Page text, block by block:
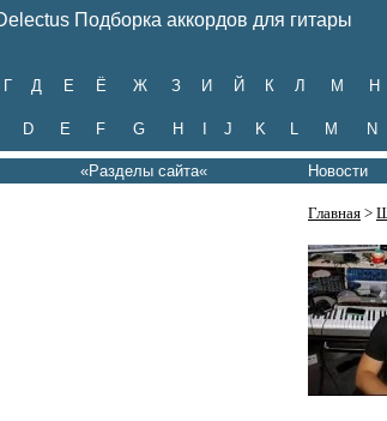
Подборка аккордов для гитары
Г Д Е Ё Ж З И Й К Л М Н
D E F G H J K L M N
«Разделы сайта« Новости
Главная >